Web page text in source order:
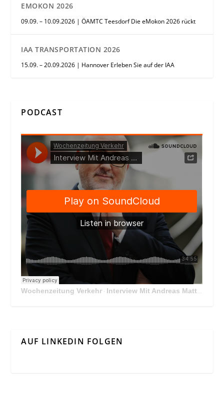
EMOKON 2026
09.09. – 10.09.2026 | ÖAMTC Teesdorf Die eMokon 2026 rückt
IAA TRANSPORTATION 2026
15.09. – 20.09.2026 | Hannover Erleben Sie auf der IAA
PODCAST
Wochenzeitung Verkehr · Interview Mit Andreas Matthä, CEO der ÖBB Holding
AUF LINKEDIN FOLGEN